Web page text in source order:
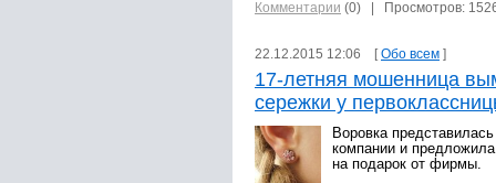
Комментарии (0) | Просмотров:
22.12.2015 12:06 [Обо всем ]
17-летняя мошенница
сережки у
Воровка
компании и
на подарок от фирмы.